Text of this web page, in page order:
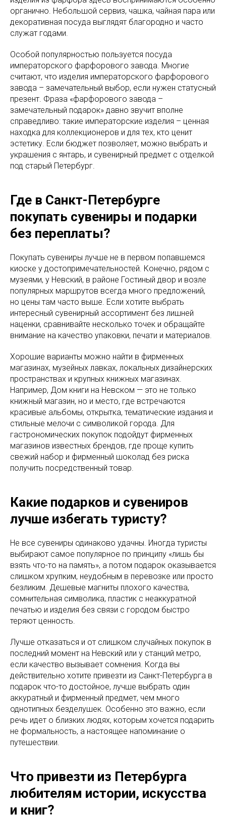
органично. Небольшой сервиз, чашка, чайная пара или
декоративная посуда выглядят благородно и часто
служат годами.
Особой популярностью пользуется посуда
императорского фарфорового завода. Многие
считают, что изделия императорского фарфорового
завода – замечательный выбор, если нужен статусный
презент. Фраза «фарфорового завода –
замечательный подарок» давно звучит вполне
справедливо: такие императорские изделия – ценная
находка для коллекционеров и для тех, кто ценит
эстетику. Если бюджет позволяет, можно выбрать и
украшения с янтарь, и сувенирный предмет с отделкой
под старый Петербург.
Где в Санкт-Петербурге
покупать сувениры и подарки
без переплаты?
Покупать сувениры лучше не в первом попавшемся
киоске у достопримечательностей. Конечно, рядом с
музеями, у Невский, в районе Гостиный двор и возле
популярных маршрутов всегда много предложений,
но цены там часто выше. Если хотите выбрать
интересный сувенирный ассортимент без лишней
наценки, сравнивайте несколько точек и обращайте
внимание на качество упаковки, печати и материалов.
Хорошие варианты можно найти в фирменных
магазинах, музейных лавках, локальных дизайнерских
пространствах и крупных книжных магазинах.
Например, Дом книги на Невском — это не только
книжный магазин, но и место, где встречаются
красивые альбомы, открытка, тематические издания и
стильные мелочи с символикой города. Для
гастрономических покупок подойдут фирменных
магазинов известных брендов, где проще купить
свежий набор и фирменный шоколад без риска
получить посредственный товар.
Какие подарков и сувениров
лучше избегать туристу?
Не все сувениры одинаково удачны. Иногда туристы
выбирают самое популярное по принципу «лишь бы
взять что-то на память», а потом подарок оказывается
слишком хрупким, неудобным в перевозке или просто
безликим. Дешевые магниты плохого качества,
сомнительная символика, пластик с неаккуратной
печатью и изделия без связи с городом быстро
теряют ценность.
Лучше отказаться и от слишком случайных покупок в
последний момент на Невский или у станций метро,
если качество вызывает сомнения. Когда вы
действительно хотите привезти из Санкт-Петербурга в
подарок что-то достойное, лучше выбрать один
аккуратный и фирменный предмет, чем много
однотипных безделушек. Особенно это важно, если
речь идет о близких людях, которым хочется подарить
не формальность, а настоящее напоминание о
путешествии.
Что привезти из Петербурга
любителям истории, искусства
и книг?